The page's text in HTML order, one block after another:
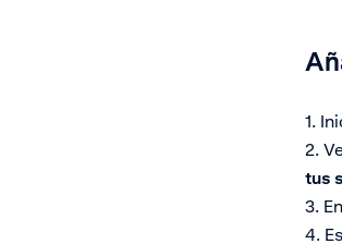
1.
2.
tus
3. En
4.